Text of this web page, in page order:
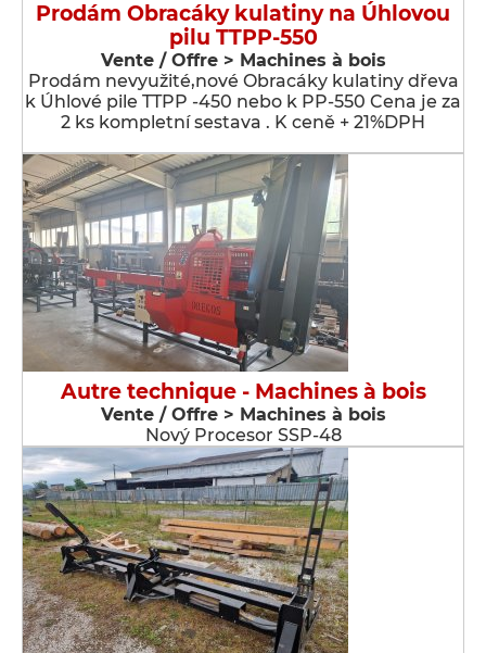
Prodám Obracáky kulatiny na Úhlovou
pilu TTPP-550
Vente / Offre > Machines à bois
Prodám nevyužité,nové Obracáky kulatiny dřeva
k Úhlové pile TTPP -450 nebo k PP-550 Cena je za
2 ks kompletní sestava . K ceně + 21%DPH
Autre technique - Machines à bois
Vente / Offre > Machines à bois
Nový Procesor SSP-48